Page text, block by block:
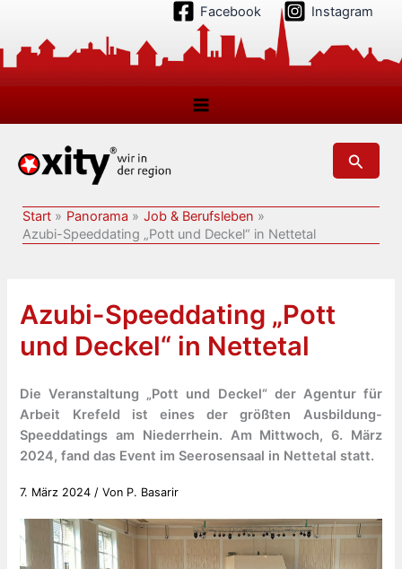
springen
Facebook Instagram
Suchen
Start Panorama
Job & Berufsleben
Azubi-Speeddating „Pott und Deckel“ in Nettetal
Azubi-Speeddating „Pott
und Deckel“ in Nettetal
Die Veranstaltung „Pott und Deckel“ der Agentur für
Arbeit Krefeld ist eines der größten Ausbildung-
Speeddatings am Niederrhein. Am Mittwoch, 6. März
2024, fand das Event im Seerosensaal in Nettetal statt.
7. März 2024 / Von P. Basarir